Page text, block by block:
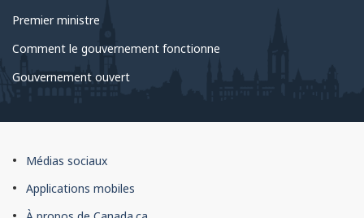
Premier ministre
Comment le gouvernement fonctionne
Gouvernement ouvert
À
propos
du
Médias sociaux
Applications mobiles